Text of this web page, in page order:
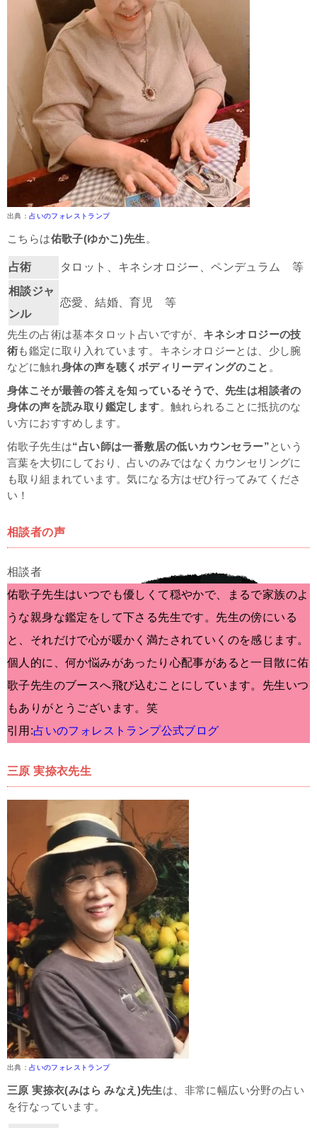
出典：占いのフォレストランプ
こちらは佑歌子(ゆかこ)先生。
占術
タロット、キネシオロジー、ペンデュラム 等
相談ジャ
ンル
恋愛、結婚、育児 等
先生の占術は基本タロット占いですが、 キネシオロジーの技
術も鑑定に取り入れています。キネシオロジーとは、少し腕
などに触れ身体の声を聴く ボディリーディングのこと 。
身体こそが最善の答えを知っているそうで、先生は相談者の
身体の声を読み取り鑑定します。触れられることに抵抗のな
い方におすすめします。
佑歌子先生は“占い師は一番敷居の低いカウンセラー”という
言葉を大切にしており、占いのみではなくカウンセリングに
も取り組まれています。気になる方はぜひ行ってみてくださ
い！
相談者の声
佑歌子先生はいつでも優しくて穏やかで、まるで家族のよ
うな親身な鑑定をして下さる先生です。先生の傍にいる
と、それだけで心が暖かく満たされていくのを感じます。
個人的に、何か悩みがあったり心配事があると一目散に佑
歌子先生のブースへ飛び込むことにしています。先生いつ
もありがとうございます。笑
引用:占いのフォレストランプ公式ブログ
三原 実捺衣先生
出典：占いのフォレストランプ
三原 実捺衣(みはら みなえ)先生は、非常に幅広い分野の占い
を行なっています。